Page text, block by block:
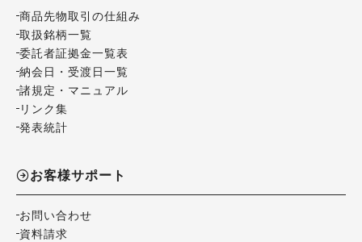
商品先物取引の仕組み
取扱銘柄一覧
委託者証拠金一覧表
納会日・受渡日一覧
諸規定・マニュアル
リンク集
発表統計
お客様サポート
お問い合わせ
資料請求